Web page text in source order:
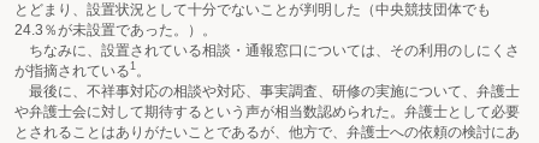
とどまり、設置状況として十分でないことが判明した（中央競技団体でも
24.3％が未設置であった。）。
ちなみに、設置されている相談・通報窓口については、その利用のしにくさ
が指摘されている1。
最後に、不祥事対応の相談や対応、事実調査、研修の実施について、弁護士
や弁護士会に対して期待するという声が相当数認められた。弁護士として必要
とされることはありがたいことであるが、他方で、弁護士への依頼の検討にあ